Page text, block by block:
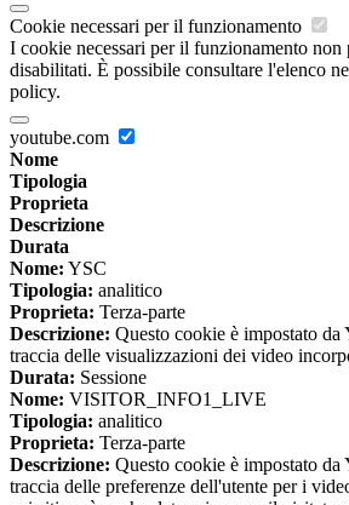
Cookie necessari per il funzionamento
I cookie necessari per il funzionamento non
disabilitati. È possibile consultare l'elenco
policy.
youtube.com
Nome
Tipologia
Proprieta
Descrizione
Durata
Nome: YSC
Tipologia: analitico
Proprieta: Terza-parte
Descrizione: Questo cookie è impostato da
traccia delle visualizzazioni dei video
Durata: Sessione
Nome: VISITOR_INFO1_LIVE
Tipologia: analitico
Proprieta: Terza-parte
Descrizione: Questo cookie è impostato da
traccia delle preferenze dell'utente per i